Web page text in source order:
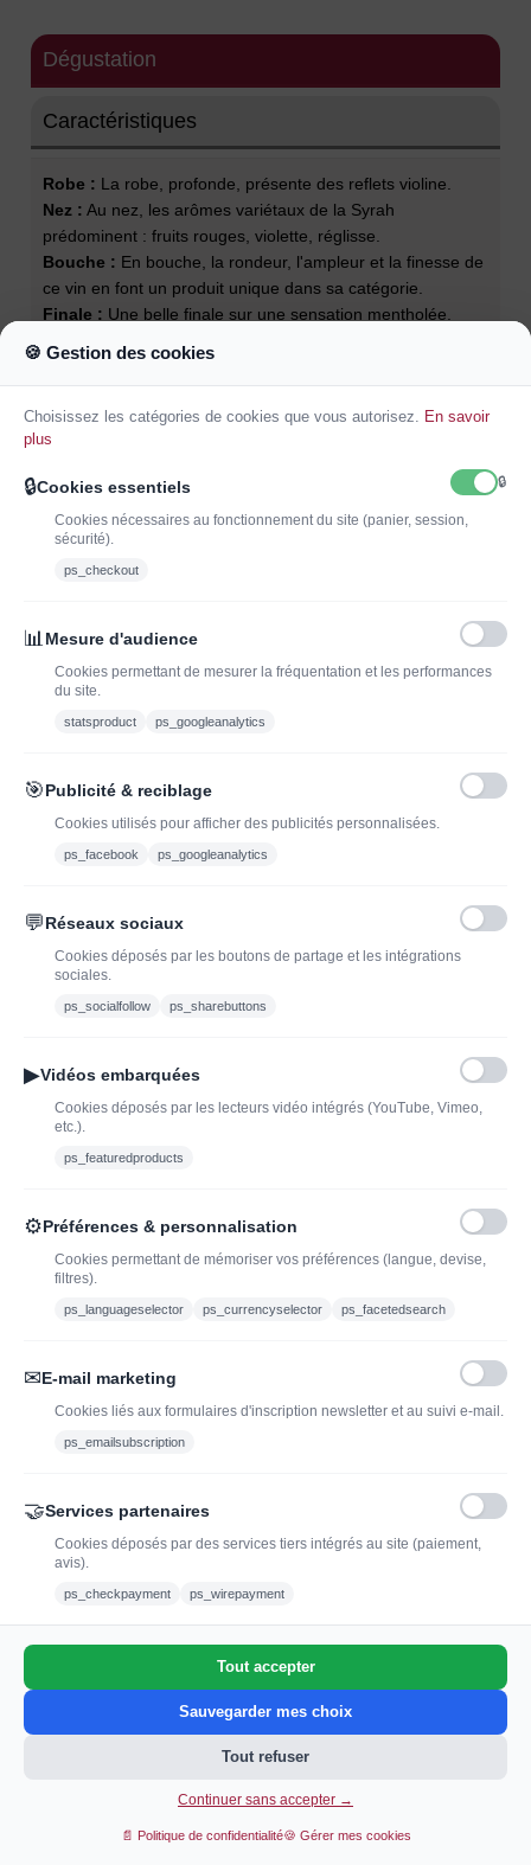
Ajouter au panier
Dégustation
Caractéristiques
Robe : La robe, profonde, présente des reflets violine.
Nez : Au nez, les arômes variétaux de la Syrah
prédominent : fruits rouges, violette, réglisse.
Bouche : En bouche, la rondeur, l'ampleur et la finesse de
ce vin en font un produit unique dans sa catégorie.
Finale : Une belle finale sur une sensation mentholée.
Accords mets et vins :Entrée, Viande rouge, Viande
blanche, Champignon, Barbecue.
J'ADOPTEUNVIN
J'ai lu et j'accepte les conditions générales de vente
Offres du moment
Bouteilles d'exception
à découvrir| J’adopte un
vin
bouteille de champagne,
Caviste en ligne pour l’adoption de vin, champagne,
contact@jadopteunvin.fr
🍪 Gestion des cookies
Choisissez les catégories de cookies que vous autorisez. En savoir
plus
🔒Cookies essentiels 🔒
Cookies nécessaires au fonctionnement du site (panier, session,
sécurité).
ps_checkout
📊 Mesure d'audience
Cookies permettant de mesurer la fréquentation et les performances
du site.
statsproduct ps_googleanalytics
🎯Publicité & reciblage
Cookies utilisés pour afficher des publicités personnalisées.
ps_facebook ps_googleanalytics
💬Réseaux sociaux
Cookies déposés par les boutons de partage et les intégrations
sociales.
ps_socialfollow ps_sharebuttons
▶Vidéos embarquées
Cookies déposés par les lecteurs vidéo intégrés (YouTube, Vimeo,
etc.).
ps_featuredproducts
⚙Préférences & personnalisation
Cookies permettant de mémoriser vos préférences (langue, devise,
filtres).
ps_languageselector ps_currencyselector ps_facetedsearch
✉E-mail marketing
Cookies liés aux formulaires d'inscription newsletter et au suivi e-mail.
ps_emailsubscription
🤝Services partenaires
Cookies déposés par des services tiers intégrés au site (paiement,
avis).
ps_checkpayment ps_wirepayment
Tout accepter
Sauvegarder mes choix
Tout refuser
Continuer sans accepter →
📄 Politique de confidentialité🍪 Gérer mes cookies